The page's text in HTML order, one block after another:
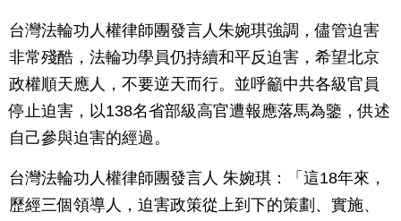
台灣法輪功人權律師團發言人朱婉琪強調，儘管迫害
非常殘酷，法輪功學員仍持續和平反迫害，希望北京
政權順天應人，不要逆天而行。並呼籲中共各級官員
停止迫害，以138名省部級高官遭報應落馬為鑒，供述
自己參與迫害的經過。
台灣法輪功人權律師團發言人 朱婉琪：「這18年來，
歷經三個領導人，迫害政策從上到下的策劃、實施、